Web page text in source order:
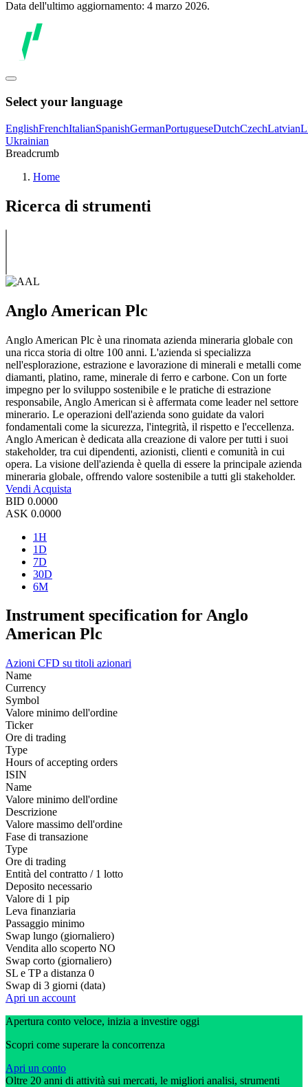
Data dell'ultimo aggiornamento: 4 marzo 2026.
Select your language
EnglishFrenchItalianSpanishGermanPortugueseDutchCzechLatvian
Ukrainian
Breadcrumb
Home
Ricerca di strumenti
Anglo American Plc
Anglo American Plc è una rinomata azienda mineraria globale con
una ricca storia di oltre 100 anni. L'azienda si specializza
nell'esplorazione, estrazione e lavorazione di minerali e metalli come
diamanti, platino, rame, minerale di ferro e carbone. Con un forte
impegno per lo sviluppo sostenibile e le pratiche di estrazione
responsabile, Anglo American si è affermata come leader nel settore
minerario. Le operazioni dell'azienda sono guidate da valori
fondamentali come la sicurezza, l'integrità, il rispetto e l'eccellenza.
Anglo American è dedicata alla creazione di valore per tutti i suoi
stakeholder, tra cui dipendenti, azionisti, clienti e comunità in cui
opera. La visione dell'azienda è quella di essere la principale azienda
mineraria globale, offrendo valore sostenibile a tutti gli stakeholder.
Vendi Acquista
BID 0.0000
ASK 0.0000
1H
1D
7D
30D
6M
Instrument specification for Anglo
American Plc
Azioni CFD su titoli azionari
Name
Currency
Symbol
Valore minimo dell'ordine
Ticker
Ore di trading
Type
Hours of accepting orders
ISIN
Name
Valore minimo dell'ordine
Descrizione
Valore massimo dell'ordine
Fase di transazione
Type
Ore di trading
Entità del contratto / 1 lotto
Deposito necessario
Valore di 1 pip
Leva finanziaria
Passaggio minimo
Swap lungo (giornaliero)
Vendita allo scoperto NO
Swap corto (giornaliero)
SL e TP a distanza 0
Swap di 3 giorni (data)
Apri un account
Apertura conto veloce, inizia a investire oggi
Scopri come superare la concorrenza
Apri un conto
Oltre 20 anni di attività sui mercati, le migliori analisi, strumenti